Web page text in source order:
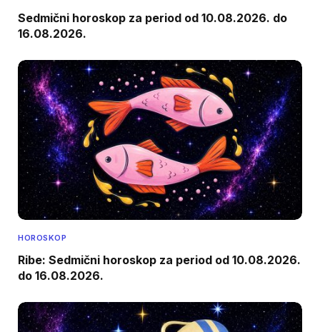
Sedmični horoskop za period od 10.08.2026. do
16.08.2026.
HOROSKOP
Ribe: Sedmični horoskop za period od 10.08.2026.
do 16.08.2026.